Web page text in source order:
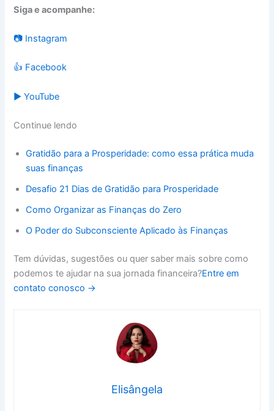
Siga e acompanhe:
📷 Instagram
👍 Facebook
▶ YouTube
Continue lendo
Gratidão para a Prosperidade: como essa prática muda
suas finanças
Desafio 21 Dias de Gratidão para Prosperidade
Como Organizar as Finanças do Zero
O Poder do Subconsciente Aplicado às Finanças
Tem dúvidas, sugestões ou quer saber mais sobre como
podemos te ajudar na sua jornada financeira?Entre em
contato conosco →
Elisângela